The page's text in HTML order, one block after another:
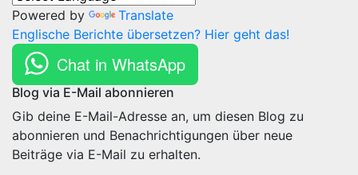
Powered by
Translate
Englische Berichte übersetzen? Hier geht das!
Chat in WhatsApp
Blog via E-Mail abonnieren
Gib deine E-Mail-Adresse an, um diesen Blog zu
abonnieren und Benachrichtigungen über neue
Beiträge via E-Mail zu erhalten.